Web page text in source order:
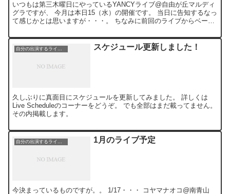
いつもは第三木曜日にやっているYANCYライブ@自由が丘マルディ
グラですが、 今月は本日15（水）の開催です。 当日に告知するなっ
て感じかとは思いますが・・・。 ちなみに前回のライブからベース
自分の出演するライブ情報 スケジュール更新しました！
久しぶりに真面目にスケジュールを更新してみました。 詳しくは
Live Scheduleのコーナーをどうぞ。 でも全部はまだ載ってません。
その内掲載します。
自分の出演するライブ情報 1月のライブ予定
今決まっているものですが。。 1/17・・・ コヤマナオコ@南青山